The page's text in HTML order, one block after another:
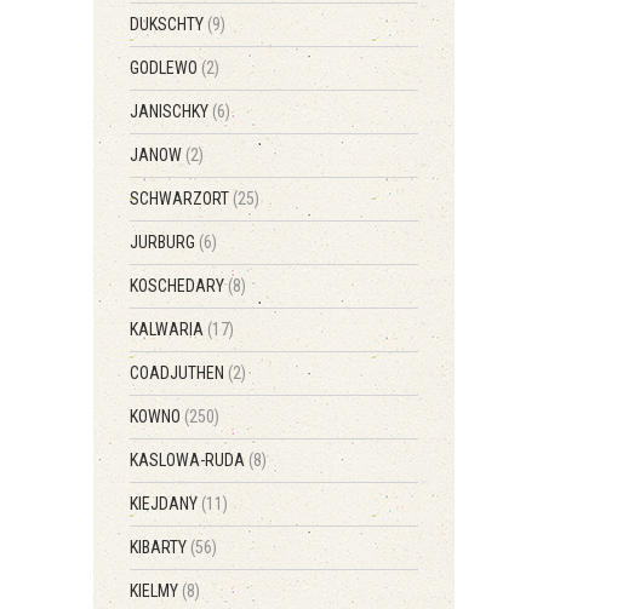
DUKSCHTY (9)
GODLEWO (2)
JANISCHKY(6)
JANOW(2)
SCHWARZORT (25)
JURBURG (6)
KOSCHEDARY(8)
KALWARIA (17)
COADJUTHEN (2)
KOWNO (250)
KASLOWA-RUDA (8)
KIEJDANY (11)
KIBARTY (56)
KIELMY (8)